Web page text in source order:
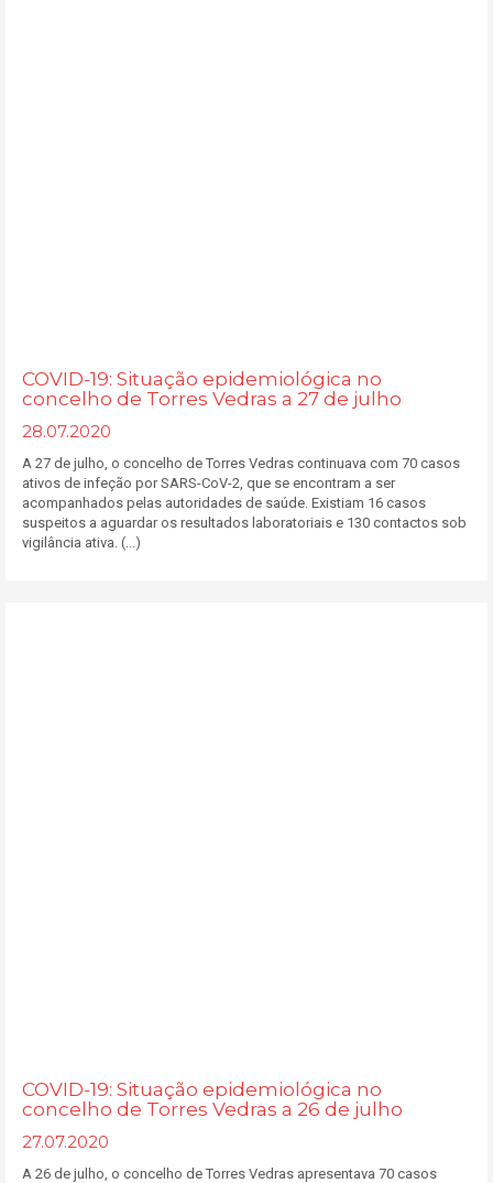
COVID-19: Situação epidemiológica no
concelho de Torres Vedras a 27 de julho
28.07.2020
A 27 de julho, o concelho de Torres Vedras continuava com 70 casos
ativos de infeção por SARS-CoV-2, que se encontram a ser
acompanhados pelas autoridades de saúde. Existiam 16 casos
suspeitos a aguardar os resultados laboratoriais e 130 contactos sob
vigilância ativa. (...)
COVID-19: Situação epidemiológica no
concelho de Torres Vedras a 26 de julho
27.07.2020
A 26 de julho, o concelho de Torres Vedras apresentava 70 casos